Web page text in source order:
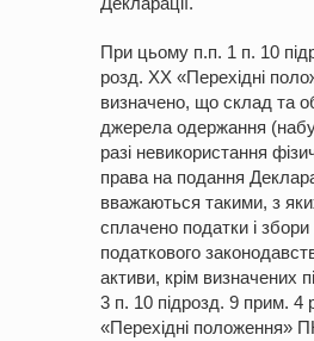
При цьому п.п. 1 п. 10
розд. ХХ «Перехідні
визначено, що склад та
джерела одержання
разі невикористання
права на подання
вважаються такими, з
сплачено податки і збори
податкового
активи, крім визначених
3 п. 10 підрозд. 9 прим. 4
«Перехідні положення»